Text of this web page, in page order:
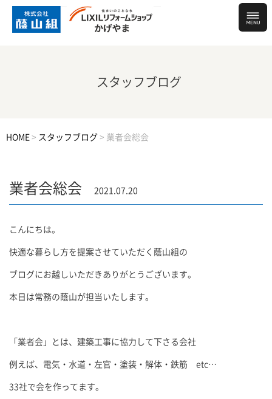
スタッフブログ
HOME > スタッフブログ > 業者会総会
業者会総会 2021.07.20
こんにちは。
快適な暮らし方を提案させていただく蔭山組の
ブログにお越しいただきありがとうございます。
本日は常務の蔭山が担当いたします。
「業者会」とは、建築工事に協力して下さる会社
例えば、電気・水道・左官・塗装・解体・鉄筋 etc…
33社で会を作ってます。